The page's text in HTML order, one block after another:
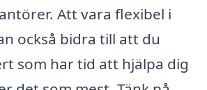
Att vara flexibel i
också bidra till att du
som har tid att hjälpa dig